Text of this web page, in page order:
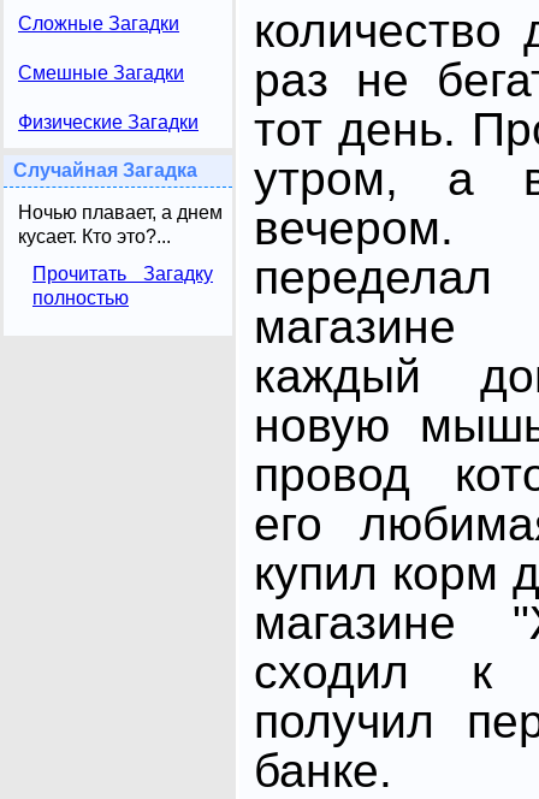
Сложные Загадки
Смешные Загадки
Физические Загадки
Случайная Загадка
Ночью плавает, а днем
кусает. Кто это?...
Прочитать Загадку
полностью
раз не
тот день.
утром, а
каждый
новую
провод
его
купил корм
магазине
сходил к
получил
банке.